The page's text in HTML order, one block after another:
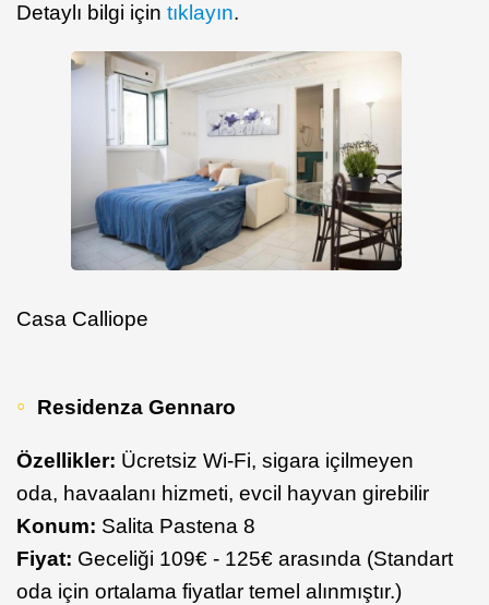
Detaylı bilgi için tıklayın.
Casa Calliope
Residenza Gennaro
Özellikler: Ücretsiz Wi-Fi, sigara içilmeyen
oda, havaalanı hizmeti, evcil hayvan girebilir
Konum: Salita Pastena 8
Fiyat: Geceliği 109€ - 125€ arasında (Standart
oda için ortalama fiyatlar temel alınmıştır.)